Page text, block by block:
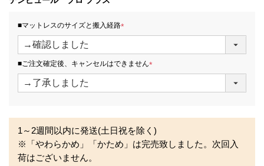
※北海道・沖縄・離島等一部地域へのお届けは別途送料が
発生する場合がございます。また、発送予定も変更になる
場合があります。
※できる限り実際の色を再現するよう心がけております
が、閲覧環境により誤差がでる場合がございますのでご了
承ください。
■マットレスのサイズと搬入経路
(
)
■ご注文確定後、キャンセルはできません
(
1～2週間以内に発送(土日祝を除く)
※「やわらかめ」「かため」は完売致しました。次回入
荷はございません。